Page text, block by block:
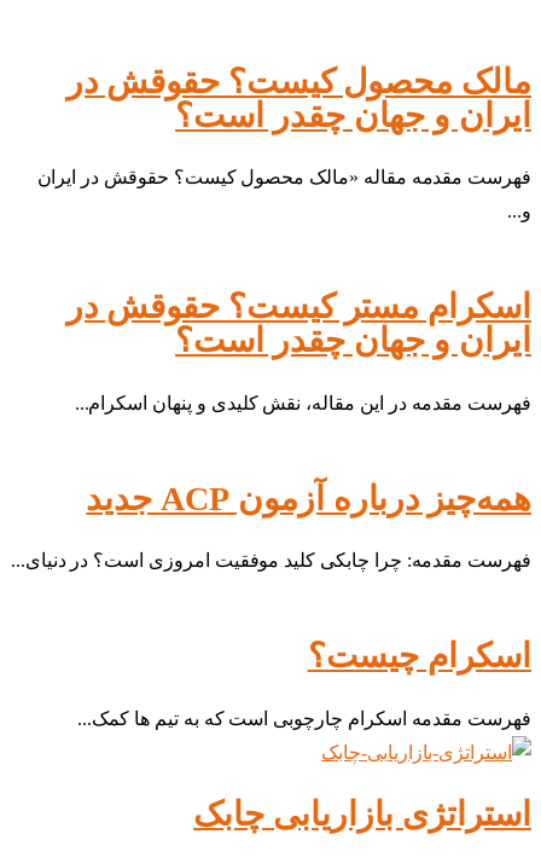
مالک محصول کیست؟ حقوقش در
ایران و جهان چقدر است؟
فهرست مقدمه مقاله «مالک محصول کیست؟ حقوقش در ایران
و...
اسکرام مستر کیست؟ حقوقش در
ایران و جهان چقدر است؟
فهرست مقدمه در این مقاله، نقش کلیدی و پنهان اسکرام...
همه‌چیز درباره آزمون ACP جدید
فهرست مقدمه: چرا چابکی کلید موفقیت امروزی است؟ در دنیای...
اسکرام چیست؟
فهرست مقدمه اسکرام چارچوبی است که به تیم ها کمک...
استراتژی بازاریابی چابک